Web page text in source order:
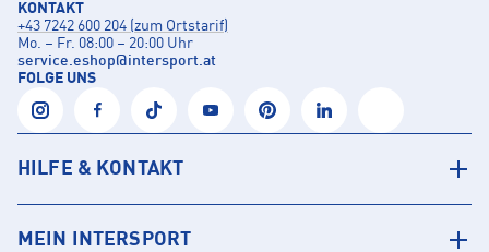
KONTAKT
+43 7242 600 204 (zum Ortstarif)
Mo. – Fr. 08:00 – 20:00 Uhr
service.eshop@intersport.at
FOLGE UNS
HILFE & KONTAKT
MEIN INTERSPORT